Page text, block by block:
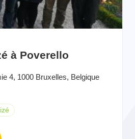
à Poverello
4, 1000 Bruxelles, Belgique